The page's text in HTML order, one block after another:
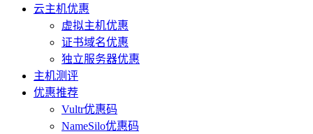
云主机优惠
虚拟主机优惠
证书域名优惠
独立服务器优惠
主机测评
优惠推荐
Vultr优惠码
NameSilo优惠码